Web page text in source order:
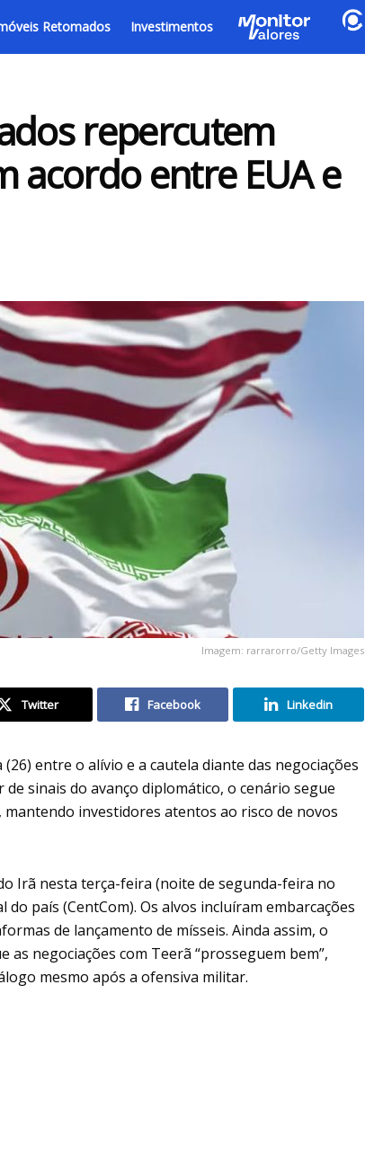
Retomados Investimentos
repercutem
acordo entre EUA e
Imagem: rarrarorro/Getty Images
Twitter Facebook Linkedin
entre o alívio e a cautela diante das negociações
sinais do avanço diplomático, o cenário segue
investidores atentos ao risco de novos
Irã nesta terça-feira (noite de segunda-feira no
país (CentCom). Os alvos incluíram embarcações
de lançamento de mísseis. Ainda assim, o
negociações com Teerã “prosseguem bem”,
mesmo após a ofensiva militar.